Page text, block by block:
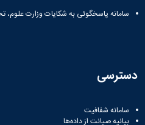
سامانه پاسخگوئی به شکایات وزارت علوم،
دسترسی
سامانه شفافیت
بیانیه صیانت از داده‌ها